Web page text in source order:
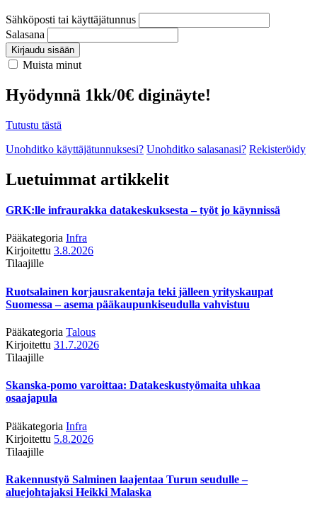
Sähköposti tai käyttäjätunnus
Salasana
Kirjaudu sisään
Muista minut
Hyödynnä 1kk/0€ diginäyte!
Tutustu tästä
Unohditko käyttäjätunnuksesi? Unohditko salasanasi? Rekisteröidy
Luetuimmat artikkelit
GRK:lle infraurakka datakeskuksesta – työt jo käynnissä
Pääkategoria Infra
Kirjoitettu 3.8.2026
Tilaajille
Ruotsalainen korjausrakentaja teki jälleen yrityskaupat
Suomessa – asema pääkaupunkiseudulla vahvistuu
Pääkategoria Talous
Kirjoitettu 31.7.2026
Tilaajille
Skanska-pomo varoittaa: Datakeskustyömaita uhkaa
osaajapula
Pääkategoria Infra
Kirjoitettu 5.8.2026
Tilaajille
Rakennustyö Salminen laajentaa Turun seudulle –
aluejohtajaksi Heikki Malaska